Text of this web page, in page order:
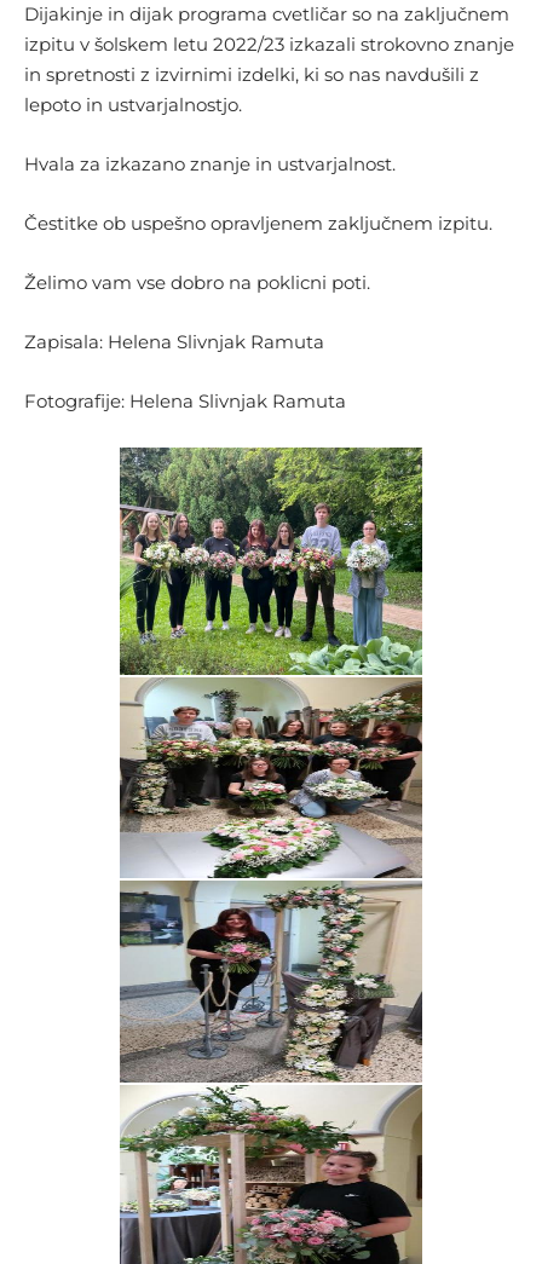
Dijakinje in dijak programa cvetličar so na zaključnem
izpitu v šolskem letu 2022/23 izkazali strokovno znanje
in spretnosti z izvirnimi izdelki, ki so nas navdušili z
lepoto in ustvarjalnostjo.
Hvala za izkazano znanje in ustvarjalnost.
Čestitke ob uspešno opravljenem zaključnem izpitu.
Želimo vam vse dobro na poklicni poti.
Zapisala: Helena Slivnjak Ramuta
Fotografije: Helena Slivnjak Ramuta